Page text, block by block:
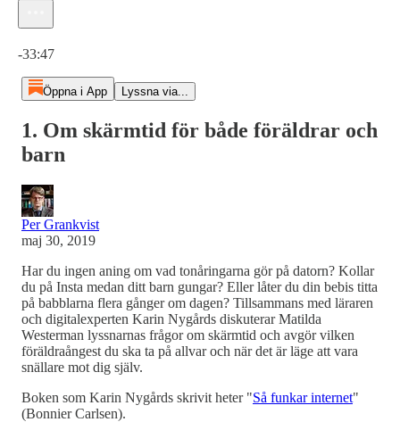
-33:47
Öppna i App Lyssna via...
1. Om skärmtid för både föräldrar och
barn
Per Grankvist
maj 30, 2019
Har du ingen aning om vad tonåringarna gör på datorn? Kollar
du på Insta medan ditt barn gungar? Eller låter du din bebis titta
på babblarna flera gånger om dagen? Tillsammans med läraren
och digitalexperten Karin Nygårds diskuterar Matilda
Westerman lyssnarnas frågor om skärmtid och avgör vilken
föräldraångest du ska ta på allvar och när det är läge att vara
snällare mot dig själv.
Boken som Karin Nygårds skrivit heter "Så funkar internet"
(Bonnier Carlsen).